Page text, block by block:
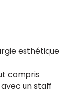
esthétique
compris
un staff